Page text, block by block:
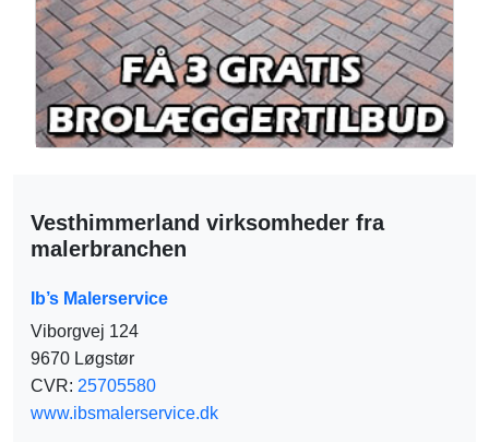
Vesthimmerland virksomheder fra
malerbranchen
Ib’s Malerservice
Viborgvej 124
9670 Løgstør
CVR: 25705580
www.ibsmalerservice.dk